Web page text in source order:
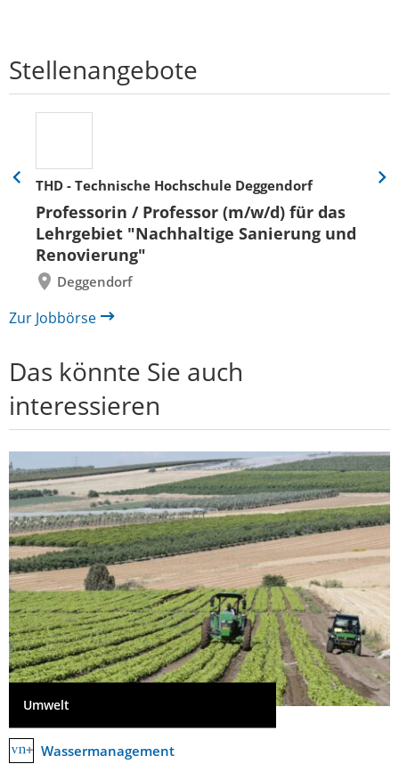
Stellenangebote
THD - Technische Hochschule Deggendorf
Professorin / Professor (m/w/d) für das
Lehrgebiet "Nachhaltige Sanierung und
Renovierung"
Deggendorf
Eine
zurück
Eine
Zur Jobbörse
Das könnte Sie auch
interessieren
Umwelt
Wassermanagement